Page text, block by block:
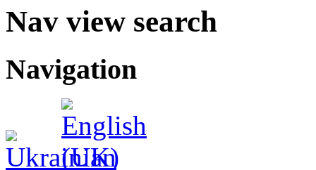
Nav view search
Navigation